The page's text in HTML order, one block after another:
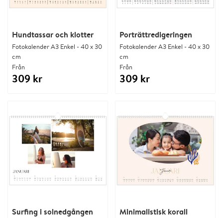
Hundtassar och klotter
Fotokalender A3 Enkel - 40 x 30
cm
Från
309 kr
Porträttredigeringen
Fotokalender A3 Enkel - 40 x 30
cm
Från
309 kr
Surfing i solnedgången Minimalistisk korall